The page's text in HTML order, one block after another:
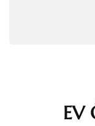
EV